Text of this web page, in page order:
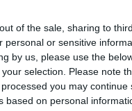
of the sale, sharing to
personal or sensitive
by us, please use the
selection. Please note
you may continue
based on personal
114 din PNRR